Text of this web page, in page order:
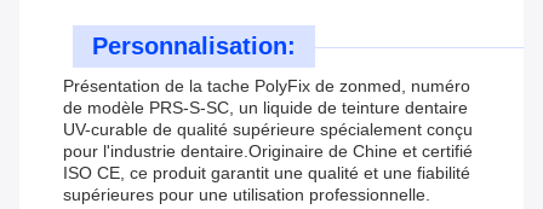
Personnalisation:
Présentation de la tache PolyFix de zonmed, numéro
de modèle PRS-S-SC, un liquide de teinture dentaire
UV-curable de qualité supérieure spécialement conçu
pour l'industrie dentaire.Originaire de Chine et certifié
ISO CE, ce produit garantit une qualité et une fiabilité
supérieures pour une utilisation professionnelle.